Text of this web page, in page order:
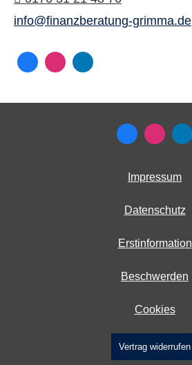
info@finanzberatung-grimma.de
Impressum
Datenschutz
Erstinformation
Beschwerden
Cookies
Vertrag widerrufen